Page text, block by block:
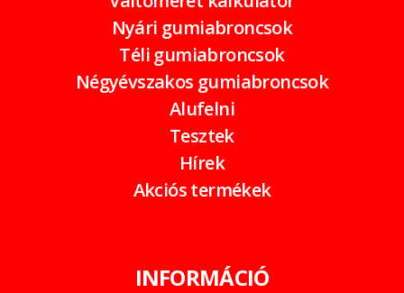
Nyári gumiabroncsok
Téli gumiabroncsok
Négyévszakos gumiabroncsok
Alufelni
Tesztek
Hírek
Akciós termékek
INFORMÁCIÓ